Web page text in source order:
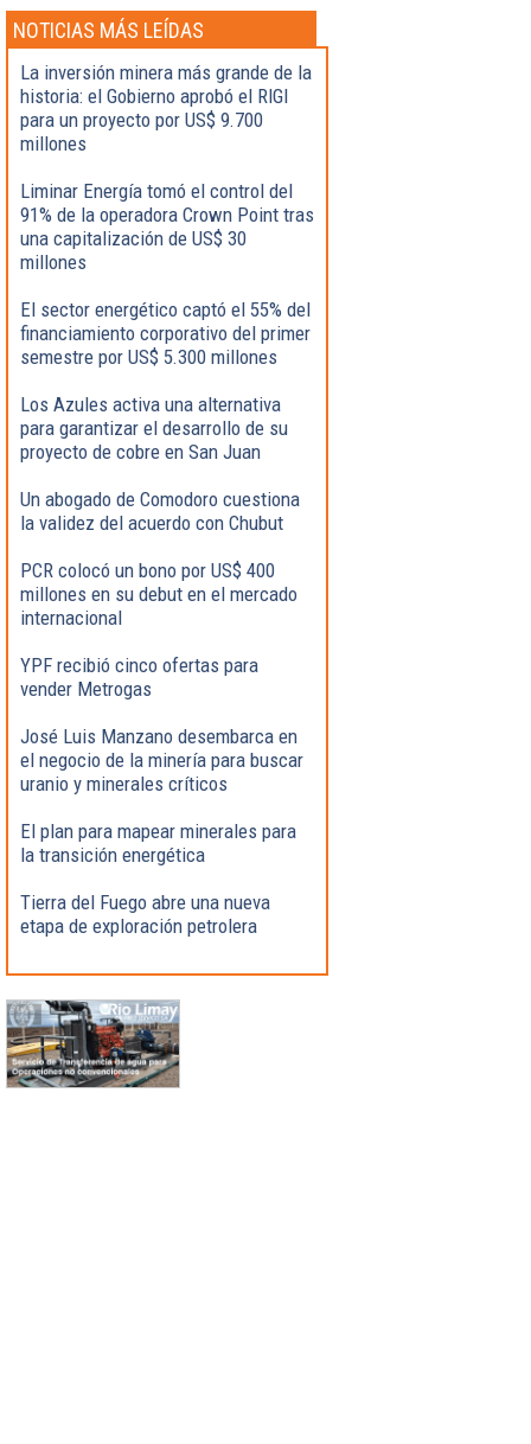
NOTICIAS MÁS LEÍDAS
La inversión minera más grande de la
historia: el Gobierno aprobó el RIGI
para un proyecto por US$ 9.700
millones
Liminar Energía tomó el control del
91% de la operadora Crown Point tras
una capitalización de US$ 30
millones
El sector energético captó el 55% del
financiamiento corporativo del primer
semestre por US$ 5.300 millones
Los Azules activa una alternativa
para garantizar el desarrollo de su
proyecto de cobre en San Juan
Un abogado de Comodoro cuestiona
la validez del acuerdo con Chubut
PCR colocó un bono por US$ 400
millones en su debut en el mercado
internacional
YPF recibió cinco ofertas para
vender Metrogas
José Luis Manzano desembarca en
el negocio de la minería para buscar
uranio y minerales críticos
El plan para mapear minerales para
la transición energética
Tierra del Fuego abre una nueva
etapa de exploración petrolera